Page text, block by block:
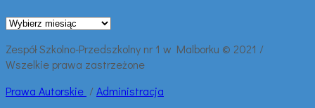
Archiwalne
Zespół Szkolno-Przedszkolny nr 1 w Malborku © 2021 /
Wszelkie prawa zastrzeżone
Prawa Autorskie /Administracja